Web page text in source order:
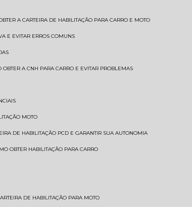
A CARTEIRA DE HABILITAÇÃO PARA CARRO E MOTO
E EVITAR ERROS COMUNS
OBTER A CNH PARA CARRO E EVITAR PROBLEMAS
MOTO
DE HABILITAÇÃO PCD E GARANTIR SUA AUTONOMIA
OBTER HABILITAÇÃO PARA CARRO
DE HABILITAÇÃO PARA MOTO